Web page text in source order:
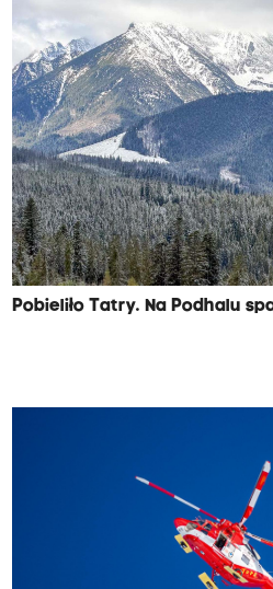
Pobieliło Tatry. Na Podhalu